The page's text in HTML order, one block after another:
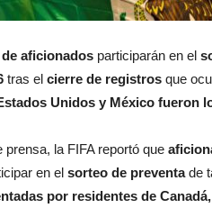
aficionados participarán en el
tras el cierre de registros que
Unidos y México fueron
prensa, la FIFA reportó que
en el sorteo de preventade
por residentes de